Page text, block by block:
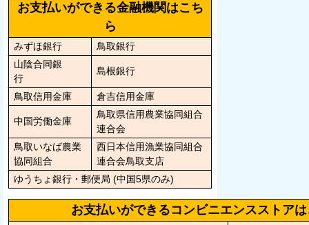
お支払いができる金融機関はこち
ら
みずほ銀行
鳥取銀行
山陰合同銀
行
島根銀行
鳥取信用金庫 倉吉信用金庫
中国労働金庫
鳥取県信用農業協同組合
連合会
鳥取いなば農業
協同組合
西日本信用漁業協同組合
連合会鳥取支店
ゆうちょ銀行・郵便局 (中国5県のみ)
お支払いができるコンビニエンスストア